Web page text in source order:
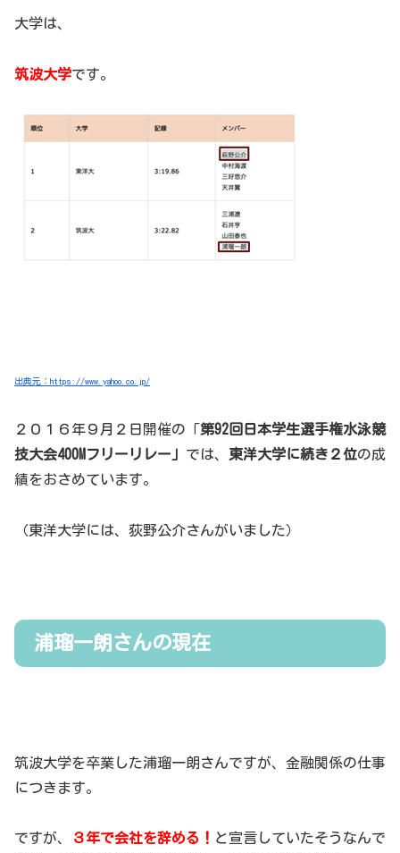
大学は、
筑波大学です。
出典元：https://www.yahoo.co.jp/
２０１６年９月２日開催の「第92回日本学生選手権水泳競
技大会400Mフリーリレー」 では、 東洋大学に続き２位の成
績をおさめています。
（東洋大学には、荻野公介さんがいました）
浦瑠一朗さんの現在
筑波大学を卒業した浦瑠一朗さんですが、金融関係の仕事
につきます。
ですが、 ３年で会社を辞める！ と宣言していたそうなんで